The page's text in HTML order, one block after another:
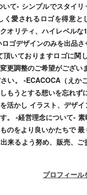
て- シンプルでスタイリ
く愛されるロゴを得意と
オリティ、ハイレベルな
ゴデザインのみを出品さ
いておりますロゴに関
更調整のご希望がござい
い。 -ECACOCA（えか
もうとする想いを忘れず
活かし イラスト、デザ
。 -経営理念について- 素
のをより良いかたちで
来るよう努め、販売、ご
プロフィール